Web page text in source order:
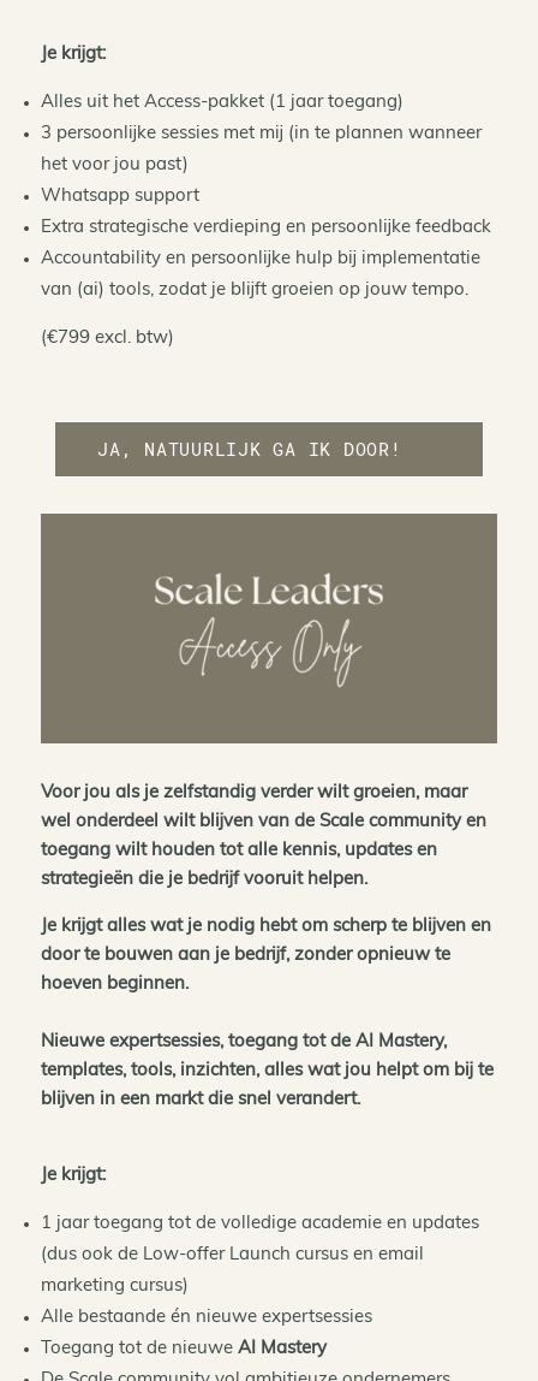
Je krijgt:
Alles uit het Access-pakket (1 jaar toegang)
3 persoonlijke sessies met mij (in te plannen wanneer
het voor jou past)
Whatsapp support
Extra strategische verdieping en persoonlijke feedback
Accountability en persoonlijke hulp bij implementatie
van (ai) tools, zodat je blijft groeien op jouw tempo.
(€799 excl. btw)
JA, NATUURLIJK GA IK DOOR!
Voor jou als je zelfstandig verder wilt groeien, maar
wel onderdeel wilt blijven van de Scale community en
toegang wilt houden tot alle kennis, updates en
strategieën die je bedrijf vooruit helpen.
Je krijgt alles wat je nodig hebt om scherp te blijven en
door te bouwen aan je bedrijf, zonder opnieuw te
hoeven beginnen.
Nieuwe expertsessies, toegang tot de AI Mastery,
templates, tools, inzichten, alles wat jou helpt om bij te
blijven in een markt die snel verandert.
Je krijgt:
1 jaar toegang tot de volledige academie en updates
(dus ook de Low-offer Launch cursus en email
marketing cursus)
Alle bestaande én nieuwe expertsessies
Toegang tot de nieuwe AI Mastery